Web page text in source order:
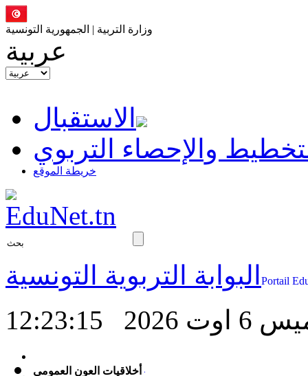
وزارة التربية | الجمهورية التونسية
عربية
الاستقبال
والإحصاء التربوي
خريطة الموقع
البوابة التربوية التونسية
2026
12:23:15
أخلاقيات العون العمومي